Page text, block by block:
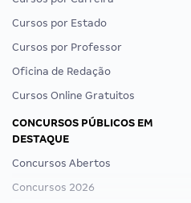
Cursos por Estado
Cursos por Professor
Oficina de Redação
Cursos Online Gratuitos
CONCURSOS PÚBLICOS EM
DESTAQUE
Concursos Abertos
Concursos 2026